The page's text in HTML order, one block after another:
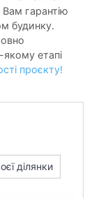
Вам гарантію
будинку.
якому етапі
проєкту!
ділянки